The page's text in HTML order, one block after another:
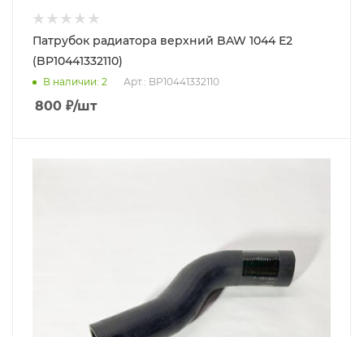
Патрубок радиатора верхний BAW 1044 Е2
(BP10441332110)
В наличии: 2 Арт.: BP10441332110
800 ₽/шт